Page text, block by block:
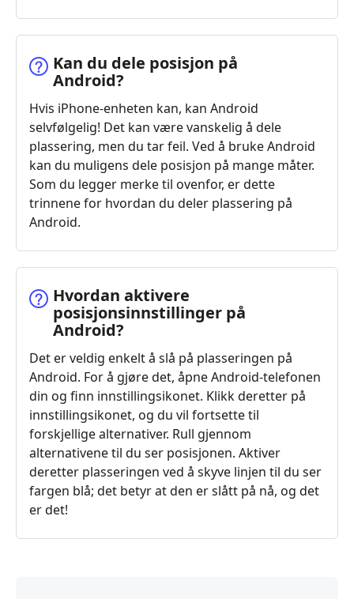
Kan du dele posisjon på
Android?
Hvis iPhone-enheten kan, kan Android
selvfølgelig! Det kan være vanskelig å dele
plassering, men du tar feil. Ved å bruke Android
kan du muligens dele posisjon på mange måter.
Som du legger merke til ovenfor, er dette
trinnene for hvordan du deler plassering på
Android.
Hvordan aktivere
posisjonsinnstillinger på
Android?
Det er veldig enkelt å slå på plasseringen på
Android. For å gjøre det, åpne Android-telefonen
din og finn innstillingsikonet. Klikk deretter på
innstillingsikonet, og du vil fortsette til
forskjellige alternativer. Rull gjennom
alternativene til du ser posisjonen. Aktiver
deretter plasseringen ved å skyve linjen til du ser
fargen blå; det betyr at den er slått på nå, og det
er det!